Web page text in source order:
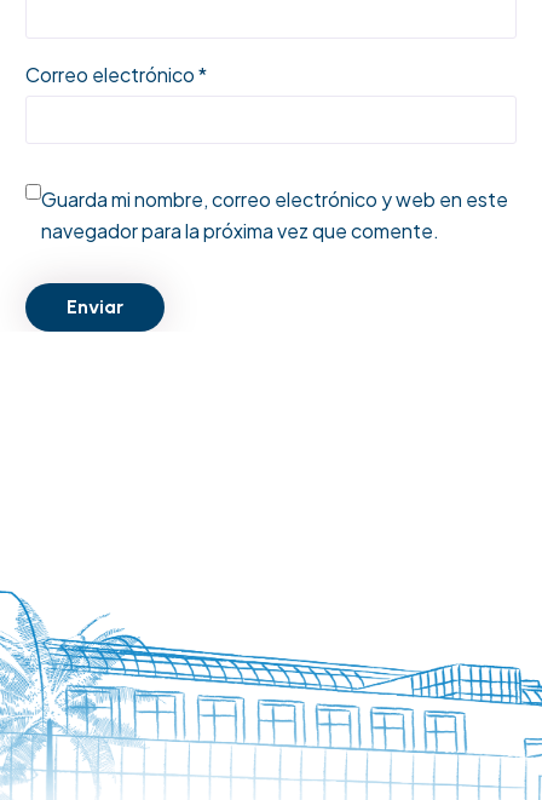
Correo electrónico *
Guarda mi nombre, correo electrónico y web en este
navegador para la próxima vez que comente.
Enviar